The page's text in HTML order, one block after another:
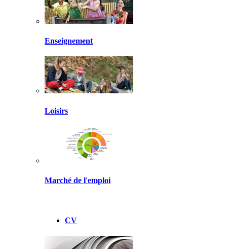
Enseignement
Loisirs
Marché de l'emploi
CV